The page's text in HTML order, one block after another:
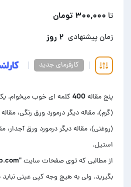
تا ۳۰۰,۰۰۰ تومان
زمان پیشنهادی ۲ روز
کارفرمای جدید
پنج مقاله 400 کلمه ای خوب
(گرم)، مقاله دیگر درمورد ورق رنگی،
(روغنی)، مقاله دیگر درمورد ورق آجدار،
بگیرید. ولی به هیچ وجه کپی عینی